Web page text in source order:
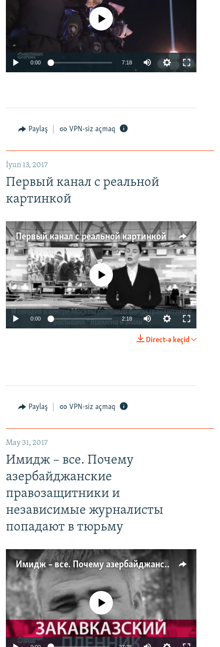
No media source currently available
0:00 7:18
Paylaş VPN-siz açmaq
İyun 13, 2017
Первый канал с реальной
картинкой
Первый канал с реальной картинкой
No media source currently available
0:00 2:18
Direct-ə keçid
Paylaş VPN-siz açmaq
May 31, 2017
Имидж – все. Почему
азербайджанские
правозащитники и
независимые журналисты
попадают в тюрьму
Имидж – все. Почему азербайджанские правозащитники и независимые журналисты попадают в тюрьму
No media source currently available